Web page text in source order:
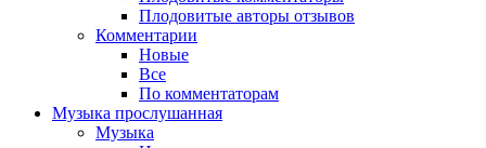
Плодовитые авторы отзывов
Комментарии
Новые
Все
По комментаторам
Музыка прослушанная
Музыка